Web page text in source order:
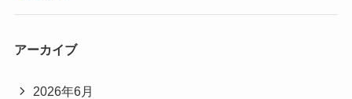
アーカイブ
2026年6月